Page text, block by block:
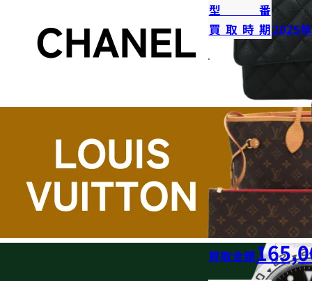
型番
買取時期2025
買取金額